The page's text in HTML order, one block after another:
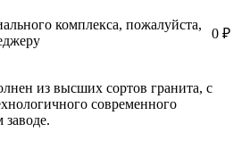
комплекса, пожалуйста,
0 ₽
из высших сортов гранита, с
современного